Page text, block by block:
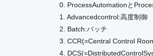
0. ProcessAutomationと
1. Advancedcontrol:高度制御
2. Batch:バッチ
3. CCR(=Central Control
4.